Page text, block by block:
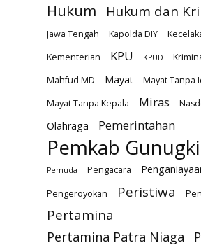
Hukum Hukum dan
Jawa Tengah Kapolda DIY
Kementerian
KPU KPUD
Mahfud MD
Mayat
Mayat Tanpa
Mayat Tanpa Kepala
Miras
Olahraga Pemerintahan
Pemkab
Pemuda Pengacara
Pengeroyokan Peristiwa
Pertamina
Pertamina Patra Niaga